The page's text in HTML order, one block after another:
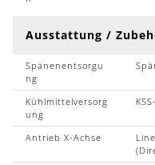
Ausstattung /
Spänenentsorgu
ng
Kühlmittelversorg
ung
Antrieb X-Achse